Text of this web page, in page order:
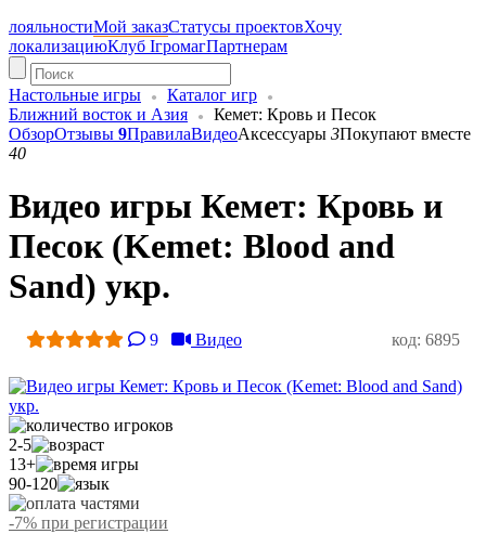
лояльностиМой заказСтатусы проектовХочу
локализациюКлуб ІгромагПартнерам
Настольные игры
Каталог игр
Ближний восток и Азия
Кемет: Кровь и Песок
ОбзорОтзывы 9ПравилаВидеоАксессуары 3Покупают вместе
40
Видео игры Кемет: Кровь и
Песок (Kemet: Blood and
Sand) укр.
9 Видео код: 6895
2-5
13+
90-120
-7% при регистрации